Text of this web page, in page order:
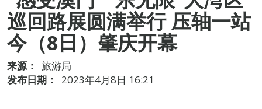
巡回路展圆满举行 压轴一站
今（8日）肇庆开幕
来源：
旅游局
发布日期：
2023年4月8日 16:21